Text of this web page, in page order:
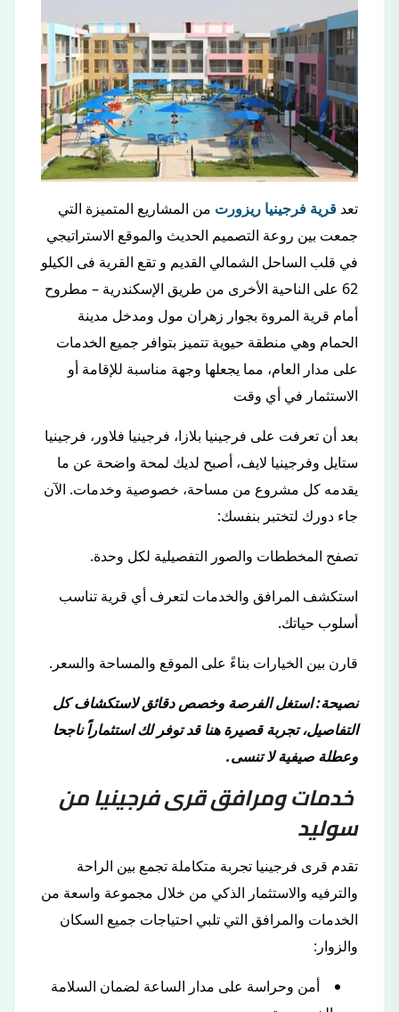
تعد قرية فرجينيا ريزورت من المشاريع المتميزة التي
جمعت بين روعة التصميم الحديث والموقع الاستراتيجي
في قلب الساحل الشمالي القديم و تقع القرية فى الكيلو
62 على الناحية الأخرى من طريق الإسكندرية – مطروح
أمام قرية المروة بجوار زهران مول ومدخل مدينة
الحمام وهي منطقة حيوية تتميز بتوافر جميع الخدمات
على مدار العام، مما يجعلها وجهة مناسبة للإقامة أو
الاستثمار في أي وقت
بعد أن تعرفت على فرجينيا بلازا، فرجينيا فلاور، فرجينيا
ستايل وفرجينيا لايف، أصبح لديك لمحة واضحة عن ما
يقدمه كل مشروع من مساحة، خصوصية وخدمات. الآن
جاء دورك لتختبر بنفسك:
تصفح المخططات والصور التفصيلية لكل وحدة.
استكشف المرافق والخدمات لتعرف أي قرية تناسب
أسلوب حياتك.
قارن بين الخيارات بناءً على الموقع والمساحة والسعر.
نصيحة: استغل الفرصة وخصص دقائق لاستكشاف كل
التفاصيل، تجربة قصيرة هنا قد توفر لك استثماراً ناجحا
وعطلة صيفية لا تنسى.
خدمات ومرافق قرى فرجينيا من
سوليد
تقدم قرى فرجينيا تجربة متكاملة تجمع بين الراحة
والترفيه والاستثمار الذكي من خلال مجموعة واسعة من
الخدمات والمرافق التي تلبي احتياجات جميع السكان
والزوار:
أمن وحراسة على مدار الساعة لضمان السلامة